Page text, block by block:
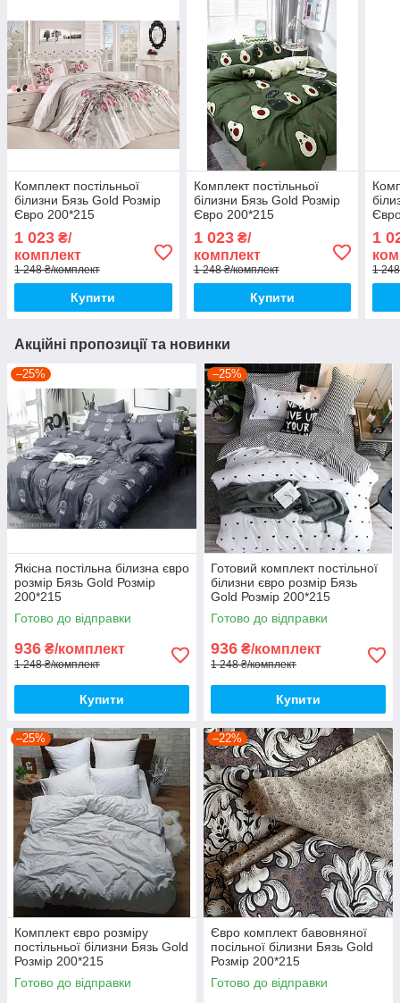
Комплект постільньої
білизни Бязь Gold Розмір
Євро 200*215
1 023 ₴/
комплект
1 248 ₴/комплект
Купити
Комплект постільньої
білизни Бязь Gold Розмір
Євро 200*215
1 023₴/
комплект
1 248 ₴/комплект
Купити
1
1
Акційні пропозиції та новинки
–25%
Якісна постільна білизна євро
розмір Бязь Gold Розмір
200*215
Готово до відправки
936 ₴/комплект
1 248 ₴/комплект
Купити
–25%
Готовий комплект постільної
білизни євро розмір Бязь
Gold Розмір 200*215
Готово до відправки
936 ₴/комплект
1 248 ₴/комплект
Купити
–25%
Комплект євро розміру
постільньої білизни Бязь Gold
Розмір 200*215
Готово до відправки
–22%
Євро комплект бавовняної
посільної білизни Бязь Gold
Розмір 200*215
Готово до відправки